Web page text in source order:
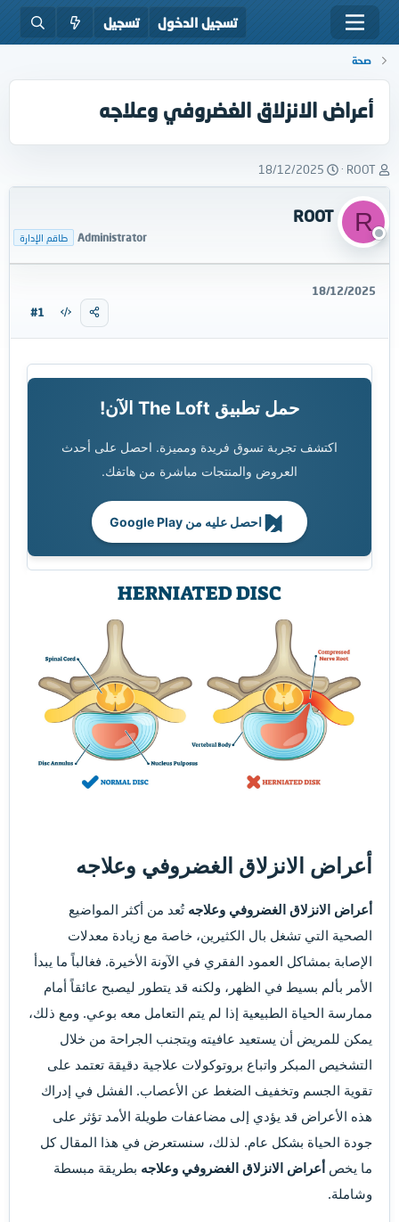
تسجيل الدخول تسجيل
صحة
أعراض الانزلاق الغضروفي وعلاجه
ب
ا
د
ئ
ا
ل
م
ض
ROOT
ت
ا
ي
ل
د
18/12/2025
R
ROOT
Administrator طاقم الإدارة
18/12/2025
#1
حمل تطبيق The Loft الآن!
اكتشف تجربة تسوق فريدة ومميزة. احصل على أحدث
العروض والمنتجات مباشرة من هاتفك.
احصل عليه من Google Play
أعراض الانزلاق الغضروفي وعلاجه
أعراض الانزلاق الغضروفي وعلاجه تُعد من أكثر المواضيع
الصحية التي تشغل بال الكثيرين، خاصة مع زيادة معدلات
الإصابة بمشاكل العمود الفقري في الآونة الأخيرة. فغالباً ما يبدأ
الأمر بألم بسيط في الظهر، ولكنه قد يتطور ليصبح عائقاً أمام
ممارسة الحياة الطبيعية إذا لم يتم التعامل معه بوعي. ومع ذلك،
يمكن للمريض أن يستعيد عافيته ويتجنب الجراحة من خلال
التشخيص المبكر واتباع بروتوكولات علاجية دقيقة تعتمد على
تقوية الجسم وتخفيف الضغط عن الأعصاب. الفشل في إدراك
هذه الأعراض قد يؤدي إلى مضاعفات طويلة الأمد تؤثر على
جودة الحياة بشكل عام. لذلك، سنستعرض في هذا المقال كل
ما يخص أعراض الانزلاق الغضروفي وعلاجه بطريقة مبسطة
وشاملة.